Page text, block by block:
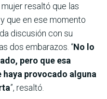
resaltó que las
que en ese momento
discusión con su
dos embarazos. “No lo
pero que esa
provocado alguna
”, resaltó.